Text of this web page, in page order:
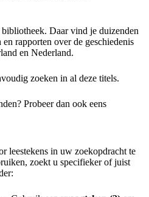
Daar vind je duizenden
rapporten over de geschiedenis
en Nederland.
zoeken in al deze titels.
Probeer dan ook eens
leestekens in uw zoekopdracht te
zoekt u specifieker of juist